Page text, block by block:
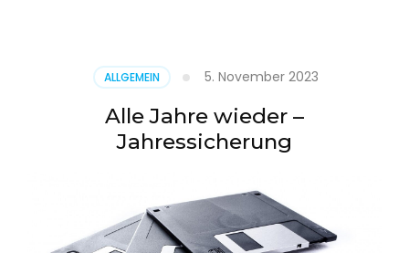
ALLGEMEIN 5. November 2023
Alle Jahre wieder –
Jahressicherung